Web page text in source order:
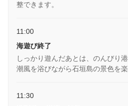
整できます。
11:00
海遊び終了
しっかり遊んだあとは、のんびり
潮風を浴びながら石垣島の景色を楽
11:30